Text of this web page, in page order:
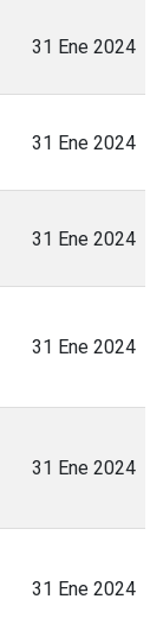
31 Ene 2024
31 Ene 2024
31 Ene 2024
31 Ene 2024
31 Ene 2024
31 Ene 2024